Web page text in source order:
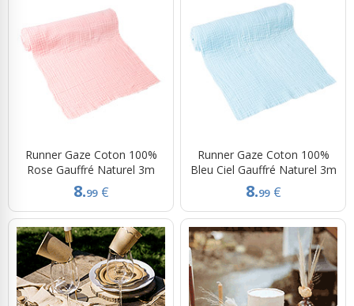
Runner Gaze Coton 100%
Rose Gauffré Naturel 3m
8.99 €
Runner Gaze Coton 100%
Bleu Ciel Gauffré Naturel 3m
8.99 €